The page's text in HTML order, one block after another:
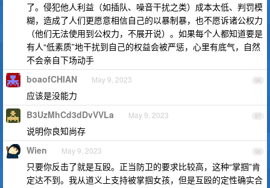
了。侵犯他人利益（如插队、噪音干扰之类）成本太低、判罚模
糊，造成了人们更愿意相信自己的以暴制暴，也不愿诉诸公权力
（他们无法使用到公权力，不展开说）。如果每个人都知道要是
有人“低素质”地干扰到自己的权益会被严惩，心里有底气，自然
不会亲自下场动手
96
boaofCHIAN May 9, 2023
应该是没能力
97
B3UzMhCd3dDvVVLa May 9, 2023
说明你良知尚存
98
Wien May 9, 2023
只要你反击了就是互殴。正当防卫的要求比较高，这种“掌掴”肯
定达不到。我从道义上支持被掌掴女孩，但是互殴的定性确实合